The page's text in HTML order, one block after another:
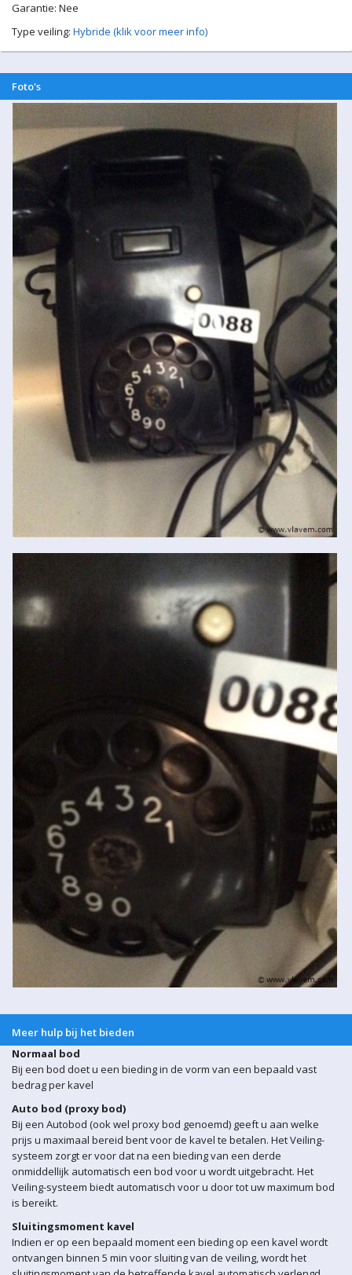
Garantie: Nee
Type veiling: Hybride (klik voor meer info)
Foto's
Meer hulp bij het bieden
Normaal bod
Bij een bod doet u een bieding in de vorm van een bepaald vast
bedrag per kavel
Auto bod (proxy bod)
Bij een Autobod (ook wel proxy bod genoemd) geeft u aan welke
prijs u maximaal bereid bent voor de kavel te betalen. Het Veiling-
systeem zorgt er voor dat na een bieding van een derde
onmiddellijk automatisch een bod voor u wordt uitgebracht. Het
Veiling-systeem biedt automatisch voor u door tot uw maximum bod
is bereikt.
Sluitingsmoment kavel
Indien er op een bepaald moment een bieding op een kavel wordt
ontvangen binnen 5 min voor sluiting van de veiling, wordt het